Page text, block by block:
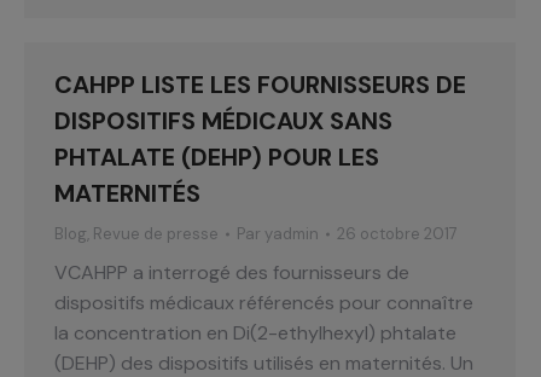
CAHPP LISTE LES FOURNISSEURS DE
DISPOSITIFS MÉDICAUX SANS
PHTALATE (DEHP) POUR LES
MATERNITÉS
Blog, Revue de presse Par yadmin 26 octobre 2017
VCAHPP a interrogé des fournisseurs de
dispositifs médicaux référencés pour connaître
la concentration en Di(2-ethylhexyl) phtalate
(DEHP) des dispositifs utilisés en maternités. Un